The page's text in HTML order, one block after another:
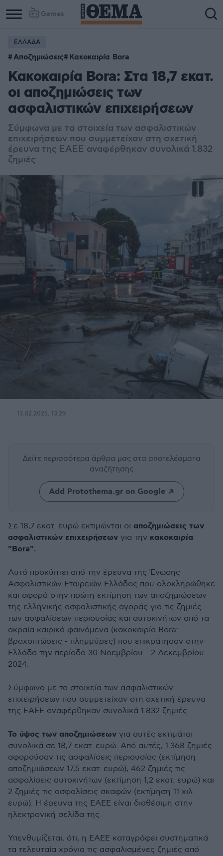
Games
ΕΛΛΑΔΑ
Αποζημιώσεις Κακοκαιρία Bora
Κακοκαιρία Bora: Στα 18,7 εκατ.
οι αποζημιώσεις των
ασφαλιστικών επιχειρήσεων
Σύμφωνα με τα στοιχεία των ασφαλιστικών
επιχειρήσεων που συμμετείχαν στη σχετική
έρευνα της ΕΑΕΕ αναφέρθηκαν συνολικά 1.832
ζημιές
13.02.2025, 13:29
Δείτε περισσότερα άρθρα μας στα αποτελέσματα
αναζήτησης
Add Protothema.gr on Google
Σε 18,7 εκατ. ευρώ εκτιμώνται οι αποζημιώσεις των
ασφαλιστικών επιχειρήσεων για την κακοκαιρία
"Bora".
Αυτό προκύπτει από την έρευνα της Ένωσης
Ασφαλιστικών Εταιρειών Ελλάδος που ολοκληρώθηκε
και αφορά στην πρώτη εκτίμηση των αποζημιώσεων
της ελληνικής ασφαλιστικής αγοράς για τις ζημιές
των ασφαλίσεων περιουσίας και αυτοκινήτων από τα
ακραία καιρικά φαινόμενα (κακοκαιρία Bora:
βροχοπτώσεις - πλημμύρες) που επικράτησαν στην
Ελλάδα την περίοδο 30 Νοεμβρίου - 2 Δεκεμβρίου
2024.
Σύμφωνα με τα στοιχεία των ασφαλιστικών
επιχειρήσεων που συμμετείχαν στη σχετική έρευνα
της ΕΑΕΕ αναφέρθηκαν συνολικά 1.832 ζημιές.
Το ύψος των αποζημιώσεων για αυτές εκτιμάται
συνολικά σε 18,7 εκατ. ευρώ. Από αυτές, 1.368 ζημιές
αφορούσαν τις ασφαλίσεις περιουσίας (εκτίμηση
αποζημιώσεων 17,5 εκατ. ευρώ), 462 ζημιές τις
ασφαλίσεις αυτοκινήτων (εκτίμηση 1,2 εκατ. ευρώ) και
2 ζημιές τις ασφαλίσεις σκαφών (εκτίμηση 11 χιλ.
ευρώ). Η έρευνα της ΕΑΕΕ είναι διαθέσιμη στην
ηλεκτρονική σελίδα της.
Υπενθυμίζεται, ότι, η ΕΑΕΕ καταγράφει συστηματικά
τα τελευταία χρόνια τις ασφαλισμένες ζημιές από